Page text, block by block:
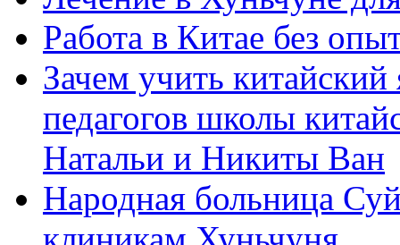
Работа в Китае без
Зачем учить
педагогов школы
Натальи и Никиты Ван
Народная больница